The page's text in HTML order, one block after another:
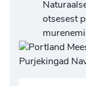
otsesest